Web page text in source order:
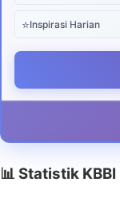
⭐Inspirasi Harian
📊 Statistik KBBI